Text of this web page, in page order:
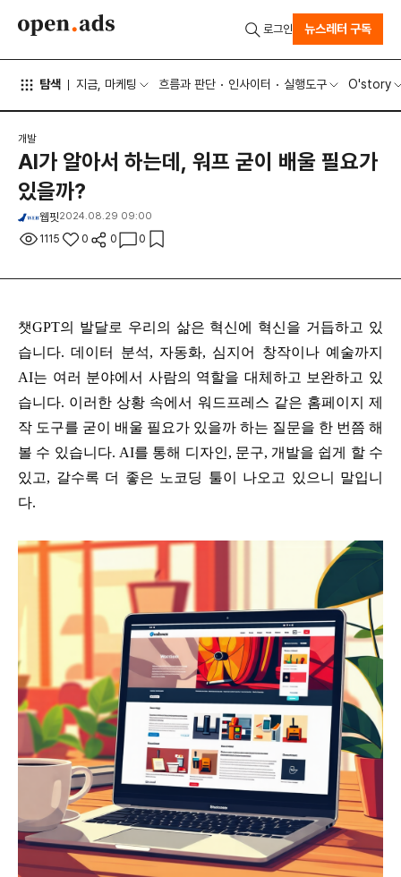
탐색 지금, 마케팅 흐름과 판단 인사이터 실행도구 O'story
로그인 뉴스레터 구독
개발
AI가 알아서 하는데, 워프 굳이 배울 필요가
있을까?
웹핏2024.08.29 09:00
1115 0 0 0
챗GPT의 발달로 우리의 삶은 혁신에 혁신을 거듭하고 있
습니다. 데이터 분석, 자동화, 심지어 창작이나 예술까지
AI는 여러 분야에서 사람의 역할을 대체하고 보완하고 있
습니다. 이러한 상황 속에서 워드프레스 같은 홈페이지 제
작 도구를 굳이 배울 필요가 있을까 하는 질문을 한 번쯤 해
볼 수 있습니다. AI를 통해 디자인, 문구, 개발을 쉽게 할 수
있고, 갈수록 더 좋은 노코딩 툴이 나오고 있으니 말입니
다.